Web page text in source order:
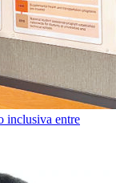
inclusiva entre